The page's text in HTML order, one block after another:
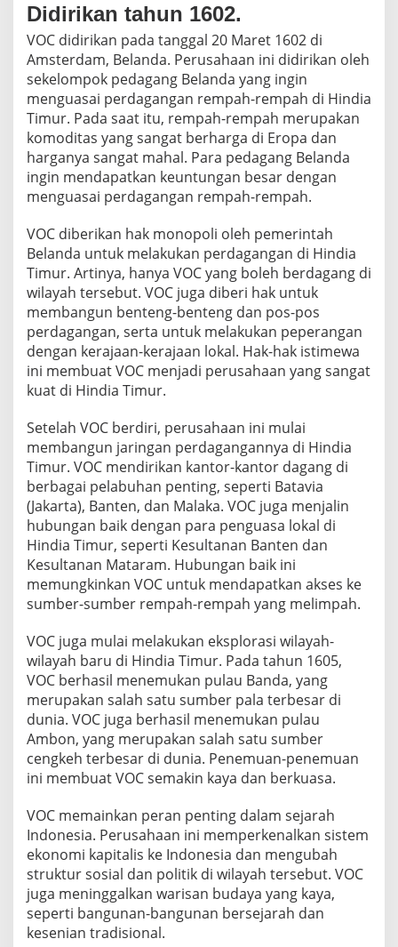
Didirikan tahun 1602.
VOC didirikan pada tanggal 20 Maret 1602 di
Amsterdam, Belanda. Perusahaan ini didirikan oleh
sekelompok pedagang Belanda yang ingin
menguasai perdagangan rempah-rempah di Hindia
Timur. Pada saat itu, rempah-rempah merupakan
komoditas yang sangat berharga di Eropa dan
harganya sangat mahal. Para pedagang Belanda
ingin mendapatkan keuntungan besar dengan
menguasai perdagangan rempah-rempah.
VOC diberikan hak monopoli oleh pemerintah
Belanda untuk melakukan perdagangan di Hindia
Timur. Artinya, hanya VOC yang boleh berdagang di
wilayah tersebut. VOC juga diberi hak untuk
membangun benteng-benteng dan pos-pos
perdagangan, serta untuk melakukan peperangan
dengan kerajaan-kerajaan lokal. Hak-hak istimewa
ini membuat VOC menjadi perusahaan yang sangat
kuat di Hindia Timur.
Setelah VOC berdiri, perusahaan ini mulai
membangun jaringan perdagangannya di Hindia
Timur. VOC mendirikan kantor-kantor dagang di
berbagai pelabuhan penting, seperti Batavia
(Jakarta), Banten, dan Malaka. VOC juga menjalin
hubungan baik dengan para penguasa lokal di
Hindia Timur, seperti Kesultanan Banten dan
Kesultanan Mataram. Hubungan baik ini
memungkinkan VOC untuk mendapatkan akses ke
sumber-sumber rempah-rempah yang melimpah.
VOC juga mulai melakukan eksplorasi wilayah-
wilayah baru di Hindia Timur. Pada tahun 1605,
VOC berhasil menemukan pulau Banda, yang
merupakan salah satu sumber pala terbesar di
dunia. VOC juga berhasil menemukan pulau
Ambon, yang merupakan salah satu sumber
cengkeh terbesar di dunia. Penemuan-penemuan
ini membuat VOC semakin kaya dan berkuasa.
VOC memainkan peran penting dalam sejarah
Indonesia. Perusahaan ini memperkenalkan sistem
ekonomi kapitalis ke Indonesia dan mengubah
struktur sosial dan politik di wilayah tersebut. VOC
juga meninggalkan warisan budaya yang kaya,
seperti bangunan-bangunan bersejarah dan
kesenian tradisional.